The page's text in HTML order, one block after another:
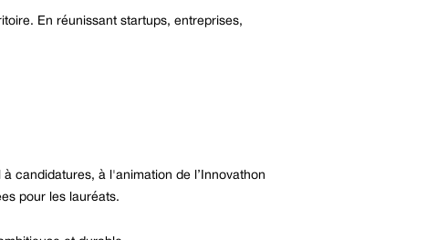
En réunissant startups, entreprises,
candidatures, à l'animation de l’Innovathon
pour les lauréats.